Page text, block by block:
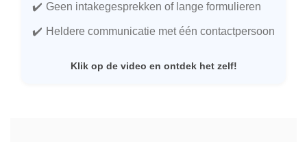
Geen intakegesprekken of lange formulieren
Heldere communicatie met één contactpersoon
Klik op de video en ontdek het zelf!